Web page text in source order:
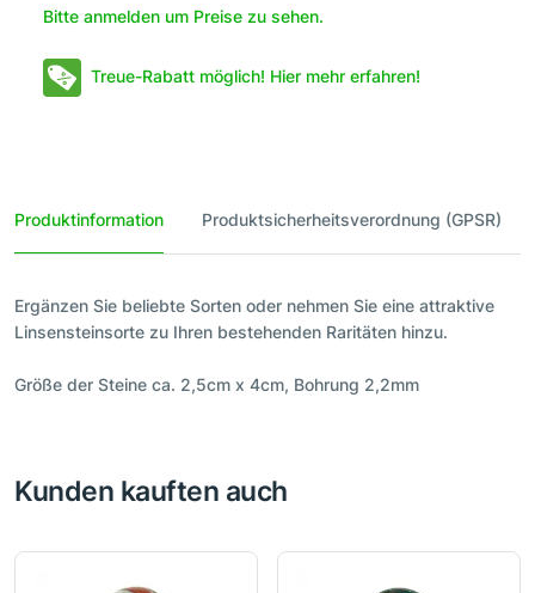
Bitte anmelden um Preise zu sehen.
Treue-Rabatt möglich! Hier mehr erfahren!
Produktinformation Produktsicherheitsverordnung (GPSR)
Ergänzen Sie beliebte Sorten oder nehmen Sie eine attraktive
Linsensteinsorte zu Ihren bestehenden Raritäten hinzu.
Größe der Steine ca. 2,5cm x 4cm, Bohrung 2,2mm
Kunden kauften auch